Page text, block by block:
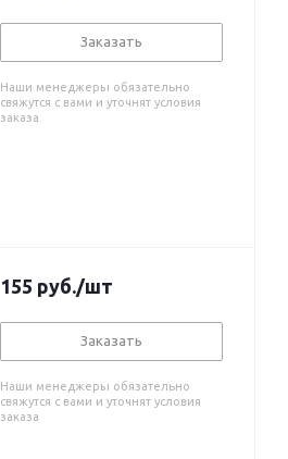
Заказать
Наши менеджеры обязательно
свяжутся с вами и уточнят условия
заказа
155 руб./шт
Заказать
Наши менеджеры обязательно
свяжутся с вами и уточнят условия
заказа